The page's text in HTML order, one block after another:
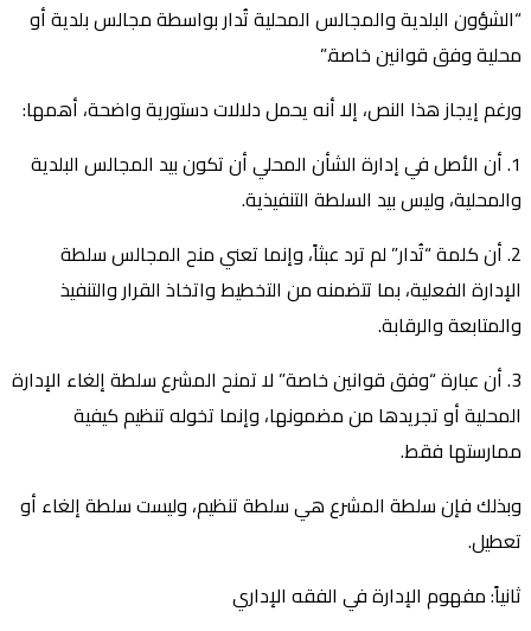
“الشؤون البلدية والمجالس المحلية تُدار بواسطة مجالس بلدية أو
محلية وفق قوانين خاصة.”
ورغم إيجاز هذا النص، إلا أنه يحمل دلالات دستورية واضحة، أهمها:
1. أن الأصل في إدارة الشأن المحلي أن تكون بيد المجالس البلدية
والمحلية، وليس بيد السلطة التنفيذية.
2. أن كلمة “تُدار” لم ترد عبثاً، وإنما تعني منح المجالس سلطة
الإدارة الفعلية، بما تتضمنه من التخطيط واتخاذ القرار والتنفيذ
والمتابعة والرقابة.
3. أن عبارة “وفق قوانين خاصة” لا تمنح المشرع سلطة إلغاء الإدارة
المحلية أو تجريدها من مضمونها، وإنما تخوله تنظيم كيفية
ممارستها فقط.
وبذلك فإن سلطة المشرع هي سلطة تنظيم، وليست سلطة إلغاء أو
تعطيل.
ثانياً: مفهوم الإدارة في الفقه الإداري